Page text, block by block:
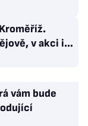
v akci i
vám bude